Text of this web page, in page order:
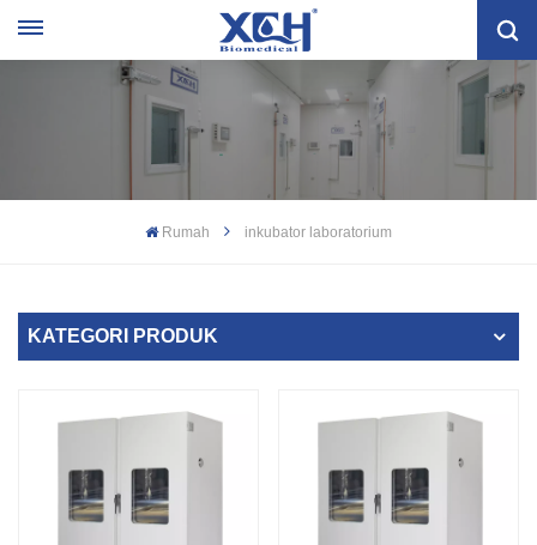
Rumah inkubator laboratorium
KATEGORI PRODUK